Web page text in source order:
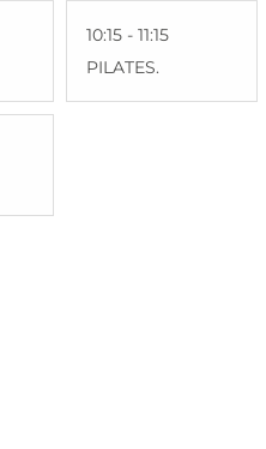
10:15 - 11:15
PILATES.